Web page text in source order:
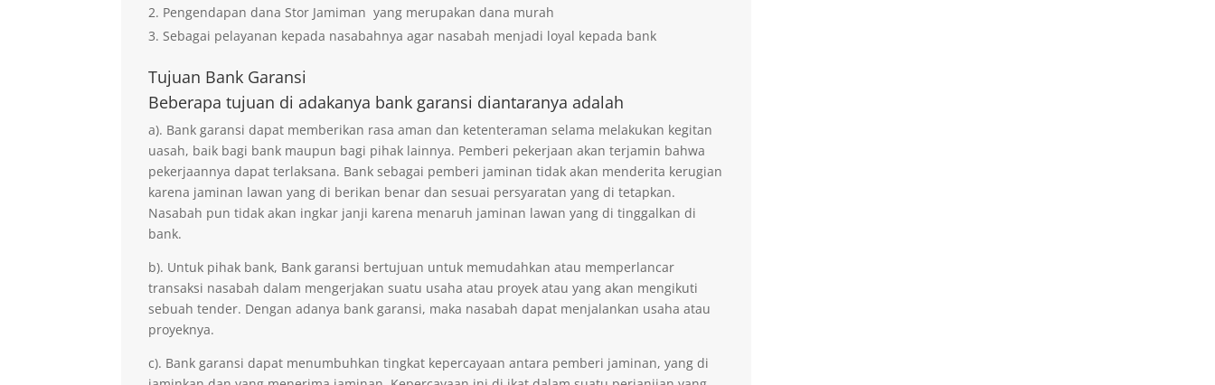
Pengendapan dana Stor Jamiman yang merupakan dana murah
Sebagai pelayanan kepada nasabahnya agar nasabah menjadi loyal kepada bank
Tujuan Bank Garansi
Beberapa tujuan di adakanya bank garansi diantaranya adalah
a). Bank garansi dapat memberikan rasa aman dan ketenteraman selama melakukan kegitan
uasah, baik bagi bank maupun bagi pihak lainnya. Pemberi pekerjaan akan terjamin bahwa
pekerjaannya dapat terlaksana. Bank sebagai pemberi jaminan tidak akan menderita kerugian
karena jaminan lawan yang di berikan benar dan sesuai persyaratan yang di tetapkan.
Nasabah pun tidak akan ingkar janji karena menaruh jaminan lawan yang di tinggalkan di
bank.
b). Untuk pihak bank, Bank garansi bertujuan untuk memudahkan atau memperlancar
transaksi nasabah dalam mengerjakan suatu usaha atau proyek atau yang akan mengikuti
sebuah tender. Dengan adanya bank garansi, maka nasabah dapat menjalankan usaha atau
proyeknya.
c). Bank garansi dapat menumbuhkan tingkat kepercayaan antara pemberi jaminan, yang di